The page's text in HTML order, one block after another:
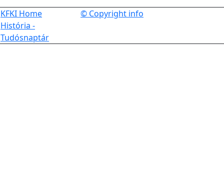
KFKI Home
História -
Tudósnaptár
© Copyright info